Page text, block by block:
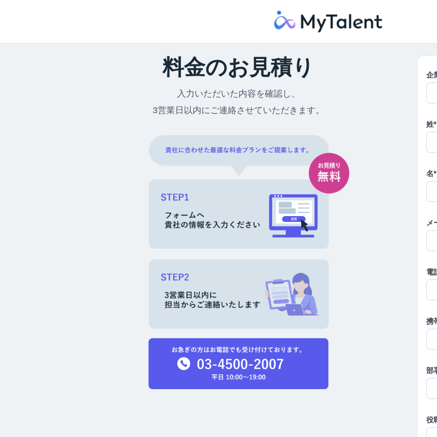
料金のお見積り
入力いただいた内容を確認し、
3営業日以内にご連絡させていただきます。
企
姓*
名*
メ
電
携
部
役